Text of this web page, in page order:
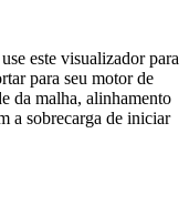
este visualizador para
para seu motor de
da malha, alinhamento
a sobrecarga de iniciar